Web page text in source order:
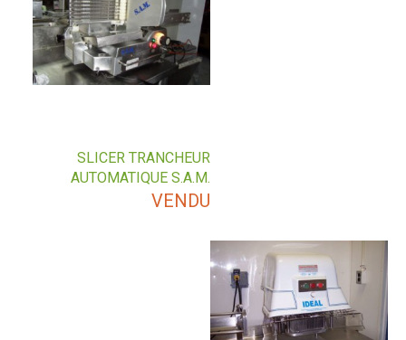
SLICER TRANCHEUR
AUTOMATIQUE S.A.M.
VENDU